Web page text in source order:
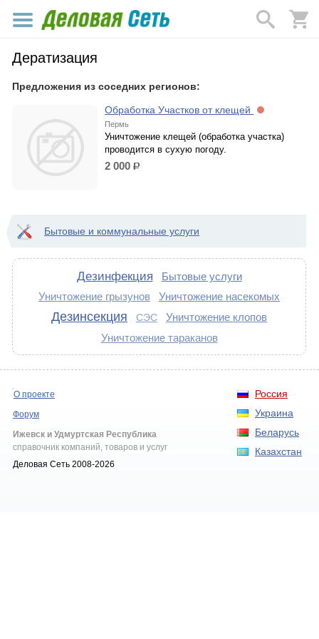
Дератизация
Предложения из соседних регионов:
Обработка Участков от клещей
Пермь
Уничтожение клещей (обработка участка)
проводится в сухую погоду.
2 000 р.
Бытовые и коммунальные услуги
Дезинфекция
Бытовые услуги
Уничтожение грызунов
Уничтожение насекомых
Дезинсекция СЭС
Уничтожение клопов
Уничтожение тараканов
Россия
Украина
Беларусь
Казахстан
О проекте
Форум
Ижевск и Удмуртская Республика
справочник компаний, товаров и услуг
Деловая Сеть 2008-2026